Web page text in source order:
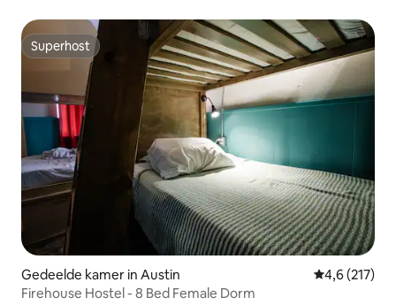
Superhost
Superhost
Gedeelde kamer in Austin Gemiddelde
4,6 (217)
Firehouse Hostel - 8 Bed Female Dorm